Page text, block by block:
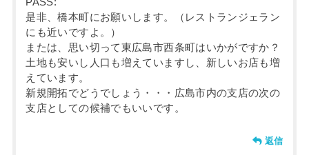
是非、橋本町にお願いします。（レストランジェラン
にも近いですよ。）
または、思い切って東広島市西条町はいかがですか？
土地も安いし人口も増えていますし、新しいお店も増
えています。
新規開拓でどうでしょう・・・広島市内の支店の次の
支店としての候補でもいいです。
返信